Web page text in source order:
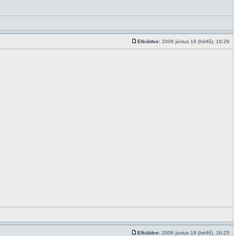
Elküldve: 2006 június 19 (hétfő), 16:29
Elküldve: 2006 június 19 (hétfő), 16:25